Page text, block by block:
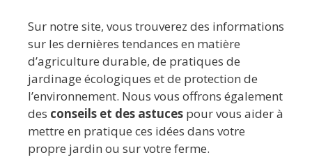
Sur notre site, vous trouverez des informations
sur les dernières tendances en matière
d’agriculture durable, de pratiques de
jardinage écologiques et de protection de
l’environnement. Nous vous offrons également
des conseils et des astuces pour vous aider à
mettre en pratique ces idées dans votre
propre jardin ou sur votre ferme.